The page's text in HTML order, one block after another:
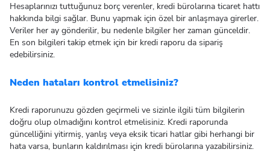
Hesaplarınızı tuttuğunuz borç verenler, kredi bürolarına ticaret hattı
hakkında bilgi sağlar. Bunu yapmak için özel bir anlaşmaya girerler.
Veriler her ay gönderilir, bu nedenle bilgiler her zaman günceldir.
En son bilgileri takip etmek için bir kredi raporu da sipariş
edebilirsiniz.
Neden hataları kontrol etmelisiniz?
Kredi raporunuzu gözden geçirmeli ve sizinle ilgili tüm bilgilerin
doğru olup olmadığını kontrol etmelisiniz. Kredi raporunda
güncelliğini yitirmiş, yanlış veya eksik ticari hatlar gibi herhangi bir
hata varsa, bunların kaldırılması için kredi bürolarına yazabilirsiniz.